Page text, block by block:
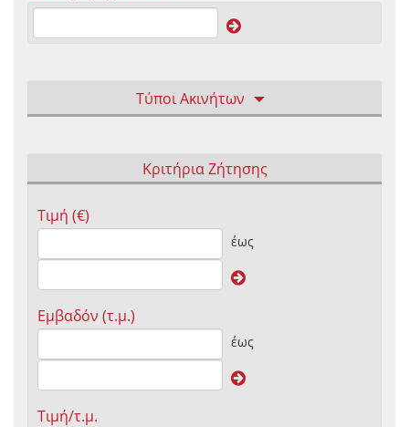
Τύποι Ακινήτων
Κριτήρια Ζήτησης
Τιμή (€)
έως
Εμβαδόν (τ.μ.)
έως
Τιμή/τ.μ.